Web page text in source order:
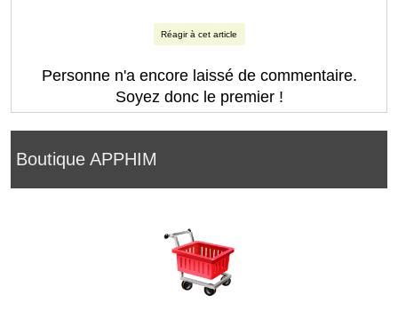
Boutique APPHIM
Réagir à cet article
Personne n'a encore laissé de commentaire.
Soyez donc le premier !